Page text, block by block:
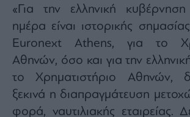
στο
Newsletter
του
mononews.gr
«Για την ελληνική
ημέρα είναι ιστορικής
Euronext Athens, για το
Αθηνών, όσο και για την ελληνική
το Χρηματιστήριο Αθηνών,
ξεκινά η διαπραγμάτευση
φορά, ναυτιλιακής εταιρείας.